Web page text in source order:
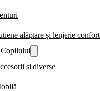
alăptare și lenjerie confort
Copilului
și diverse